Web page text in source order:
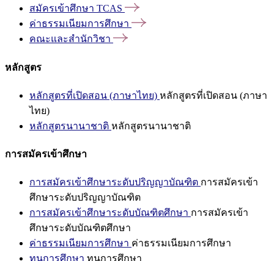
สมัครเข้าศึกษา TCAS
ค่าธรรมเนียมการศึกษา
คณะและสำนักวิชา
หลักสูตร
หลักสูตรที่เปิดสอน (ภาษาไทย) หลักสูตรที่เปิดสอน (ภาษา
ไทย)
หลักสูตรนานาชาติ หลักสูตรนานาชาติ
การสมัครเข้าศึกษา
การสมัครเข้าศึกษาระดับปริญญาบัณฑิต การสมัครเข้า
ศึกษาระดับปริญญาบัณฑิต
การสมัครเข้าศึกษาระดับบัณฑิตศึกษา การสมัครเข้า
ศึกษาระดับบัณฑิตศึกษา
ค่าธรรมเนียมการศึกษา ค่าธรรมเนียมการศึกษา
ทุนการศึกษา ทุนการศึกษา